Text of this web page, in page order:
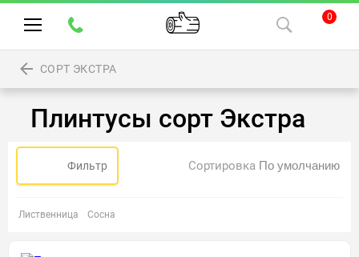
0
СОРТ ЭКСТРА
Плинтусы сорт Экстра
Фильтр Сортировка
Лиственница Сосна